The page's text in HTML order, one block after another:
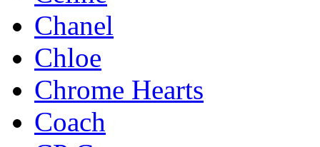
Chanel
Chloe
Chrome Hearts
Coach